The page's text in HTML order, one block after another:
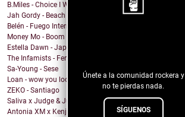
Únete a la comunidad rockera y
no te pierdas nada.
SÍGUENOS
B.Miles - Choice I Would Choose
Jah Gordy - Beach Front Condo
Belén - Fuego Interno
Money Mo - Boom Boom
Estella Dawn - Japanese Boots
The Infamists - Feral Noises and Amphetamines
Sa-Young - Sese
Loan - wow you look undiagnosed
ZEKO - Santiago
Saliva x Judge & Jury - Sadistic Love
Antonia XM x Kenji Araki - Breakfree